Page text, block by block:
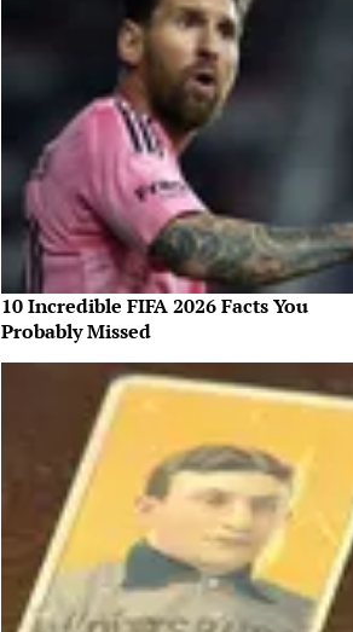
10 Incredible FIFA 2026 Facts You
Probably Missed